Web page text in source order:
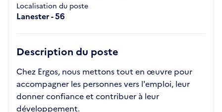
Localisation du poste
Lanester - 56
Description du poste
Chez Ergos, nous mettons tout en œuvre pour
accompagner les personnes vers l'emploi, leur
donner confiance et contribuer à leur
développement.